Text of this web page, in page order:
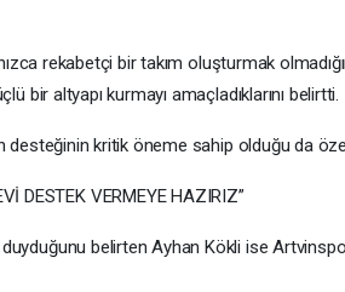
rekabetçi bir takım oluşturmak
bir altyapı kurmayı amaçladıklarını belirtti.
desteğinin kritik öneme sahip olduğu da
DESTEK VERMEYE HAZIRIZ”
belirten Ayhan Kökli ise